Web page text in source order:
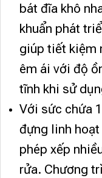
bát đĩa khô
khuẩn phát
giúp tiết kiệm
êm ái với độ
tĩnh khi sử
Với sức chứa
đựng linh
phép xếp
rửa. Chương